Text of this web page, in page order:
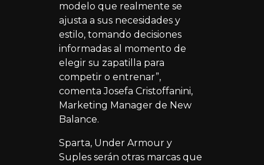
modelo que realmente se
ajusta a sus necesidades y
estilo, tomando decisiones
informadas al momento de
elegir su zapatilla para
competir o entrenar”,
comenta Josefa Cristoffanini,
Marketing Manager de New
Balance.
Sparta, Under Armour y
Suples serán otras marcas que